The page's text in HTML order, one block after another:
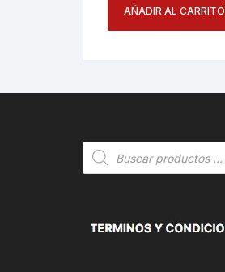
AÑADIR AL CARRITO
Búsqueda
de